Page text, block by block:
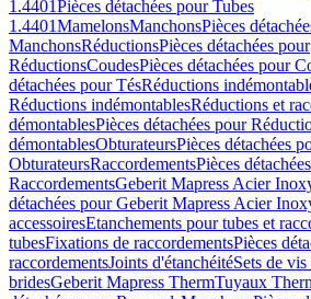
1.4401Pièces détachées pour Tubes
1.4401MamelonsManchonsPièces
ManchonsRéductionsPièces détachées pour
RéductionsCoudesPièces détachées pour
détachées pour TésRéductions
Réductions indémontablesRéductions et
démontablesPièces détachées pour
démontablesObturateursPièces détachées
ObturateursRaccordementsPièces
RaccordementsGeberit Mapress Acier
détachées pour Geberit Mapress Acier
accessoiresEtanchements pour tubes et
tubesFixations de raccordementsPièces
raccordementsJoints d'étanchéitéSets de
bridesGeberit Mapress ThermTuyaux